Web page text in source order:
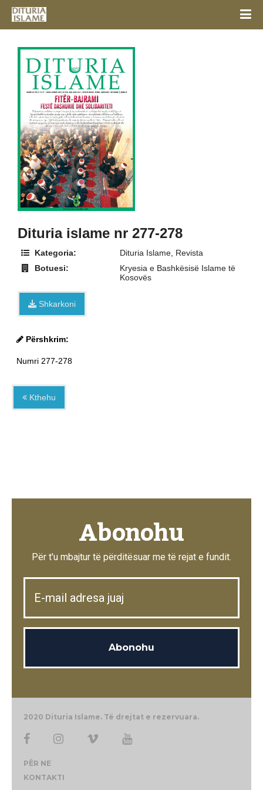
Dituria islame nr 277-278
Kategoria: Dituria Islame Revista
Botuesi:
Kryesia e Bashkësisë Islame të
Kosovës
Shkarkoni
Përshkrim:
Numri 277-278
Kthehu
Abonohu
Për t'u mbajtur të përditësuar me të rejat e fundit.
2020 Dituria Islame. Të drejtat e rezervuara.
PËR NE
KONTAKTI